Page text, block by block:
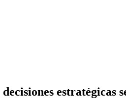
decisiones estratégicas